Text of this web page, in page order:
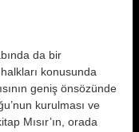
da bir
konusunda
geniş önsözünde
kurulması ve
Mısır’ın, orada